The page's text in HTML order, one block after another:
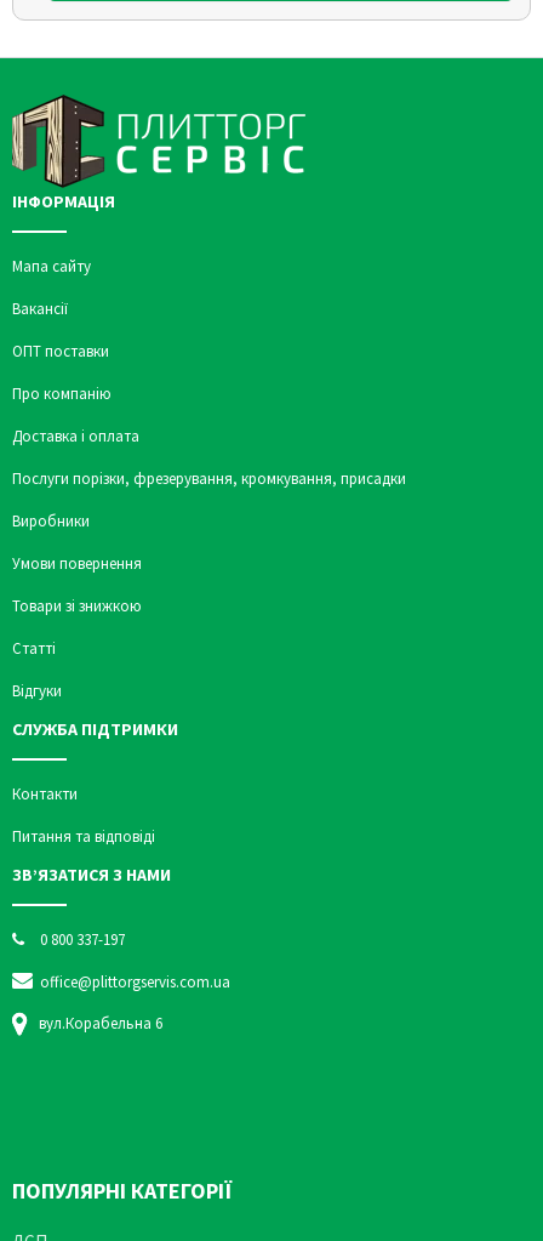
ІНФОРМАЦІЯ
Мапа сайту
Вакансії
ОПТ поставки
Про компанію
Доставка і оплата
Послуги порізки, фрезерування, кромкування, присадки
Виробники
Умови повернення
Товари зі знижкою
Статті
Відгуки
СЛУЖБА ПІДТРИМКИ
Контакти
Питання та відповіді
ЗВ’ЯЗАТИСЯ З НАМИ
0 800 337-197
office@plittorgservis.com.ua
вул.Корабельна 6
ПОПУЛЯРНІ КАТЕГОРІЇ